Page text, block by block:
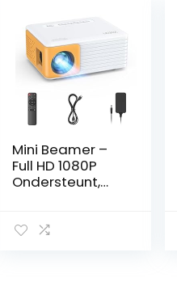
Mini Beamer –
Full HD 1080P
Ondersteunt,
mobiele